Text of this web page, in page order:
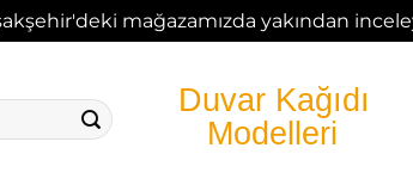
mağazamızda yakından